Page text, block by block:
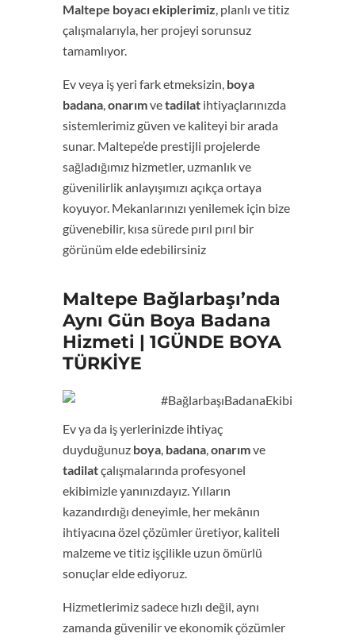
Maltepe boyacı ekiplerimiz , planlı ve titiz
çalışmalarıyla, her projeyi sorunsuz
tamamlıyor.
Ev veya iş yeri fark etmeksizin, boya
badana onarımvetadilat ihtiyaçlarınızda
sistemlerimiz güven ve kaliteyi bir arada
sunar. Maltepe’de prestijli projelerde
sağladığımız hizmetler, uzmanlık ve
güvenilirlik anlayışımızı açıkça ortaya
koyuyor. Mekanlarınızı yenilemek için bize
güvenebilir, kısa sürede pırıl pırıl bir
görünüm elde edebilirsiniz
Maltepe Bağlarbaşı’nda
Aynı Gün Boya Badana
Hizmeti | 1GÜNDE BOYA
TÜRKİYE
Ev ya da iş yerlerinizde ihtiyaç
duyduğunuz boya, badana,onarımve
tadilatçalışmalarında profesyonel
ekibimizle yanınızdayız. Yılların
kazandırdığı deneyimle, her mekânın
ihtiyacına özel çözümler üretiyor, kaliteli
malzeme ve titiz işçilikle uzun ömürlü
sonuçlar elde ediyoruz.
Hizmetlerimiz sadece hızlı değil, aynı
zamanda güvenilir ve ekonomik çözümler